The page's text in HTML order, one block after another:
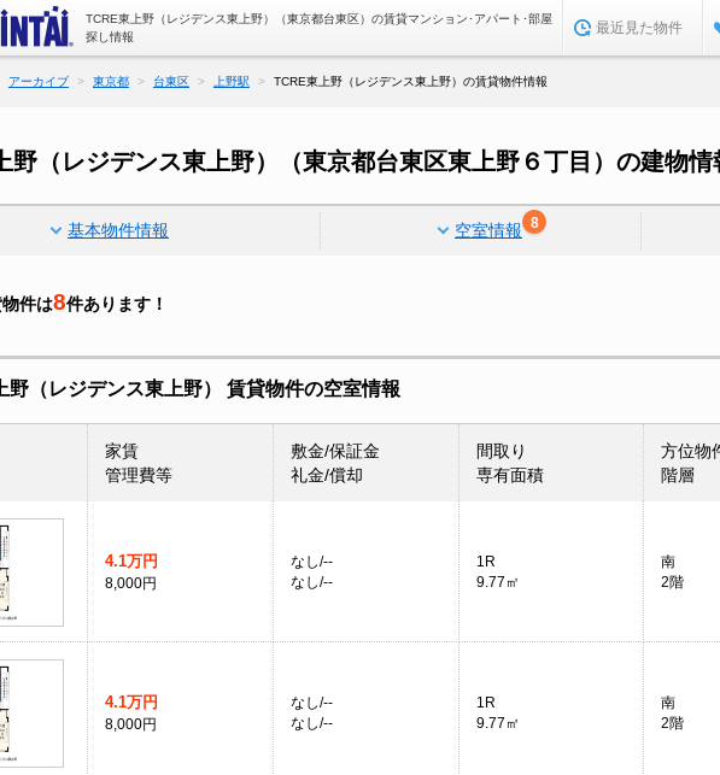
TCRE東上野（レジデンス東上野）（東京都台東区）の賃貸マンション･アパート･部屋
探し情報
最近見た物件
アーカイブ 東京都 台東区 上野駅 TCRE東上野（レジデンス東上野）の賃貸物件情報
野（レジデンス東上野）（東京都台東区東上野６丁目）の建物情
基本物件情報 空室情報 8
件は8件あります！
野（レジデンス東上野） 賃貸物件の空室情報
家賃
管理費等
敷金/保証金
礼金/償却
間取り
専有面積
方位物
階層
4.1万円
8,000円
なし/--
なし/--
1R
9.77㎡
南
2階
4.1万円
8,000円
なし/--
なし/--
1R
9.77㎡
南
2階